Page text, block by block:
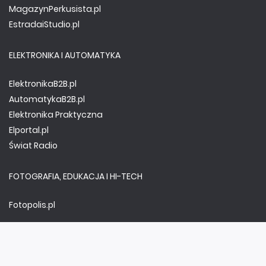
MagazynPerkusista.pl
EstradaiStudio.pl
ELEKTRONIKA I AUTOMATYKA
ElektronikaB2B.pl
AutomatykaB2B.pl
Elektronika Praktyczna
Elportal.pl
Świat Radio
FOTOGRAFIA, EDUKACJA I HI-TECH
Fotopolis.pl